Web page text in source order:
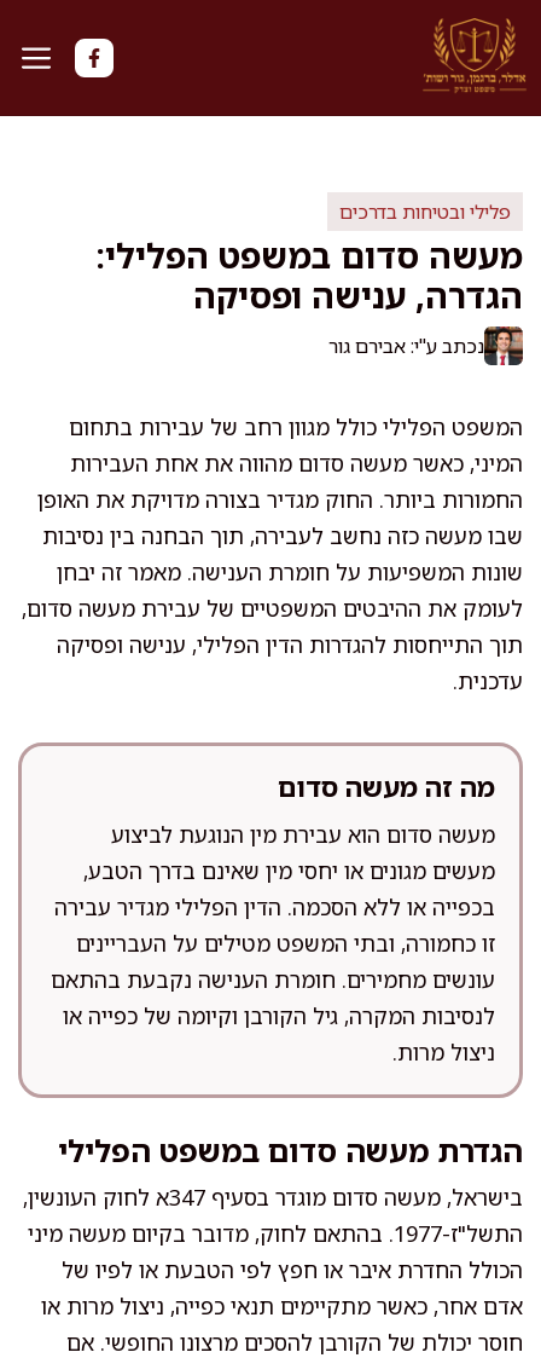
לדלג
לתוכן
פלילי ובטיחות בדרכים
מעשה סדום במשפט הפלילי:
הגדרה, ענישה ופסיקה
נכתב ע"י: אבירם גור
המשפט הפלילי כולל מגוון רחב של עבירות בתחום
המיני, כאשר מעשה סדום מהווה את אחת העבירות
החמורות ביותר. החוק מגדיר בצורה מדויקת את האופן
שבו מעשה כזה נחשב לעבירה, תוך הבחנה בין נסיבות
שונות המשפיעות על חומרת הענישה. מאמר זה יבחן
לעומק את ההיבטים המשפטיים של עבירת מעשה סדום,
תוך התייחסות להגדרות הדין הפלילי, ענישה ופסיקה
עדכנית.
מה זה מעשה סדום
מעשה סדום הוא עבירת מין הנוגעת לביצוע
מעשים מגונים או יחסי מין שאינם בדרך הטבע,
בכפייה או ללא הסכמה. הדין הפלילי מגדיר עבירה
זו כחמורה, ובתי המשפט מטילים על העבריינים
עונשים מחמירים. חומרת הענישה נקבעת בהתאם
לנסיבות המקרה, גיל הקורבן וקיומה של כפייה או
ניצול מרות.
הגדרת מעשה סדום במשפט הפלילי
בישראל, מעשה סדום מוגדר בסעיף 347א לחוק העונשין,
התשל"ז-1977. בהתאם לחוק, מדובר בקיום מעשה מיני
הכולל החדרת איבר או חפץ לפי הטבעת או לפיו של
אדם אחר, כאשר מתקיימים תנאי כפייה, ניצול מרות או
חוסר יכולת של הקורבן להסכים מרצונו החופשי. אם